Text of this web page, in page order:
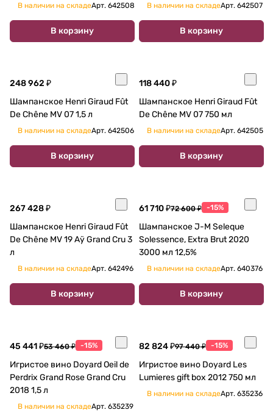
В наличии на складеАрт. 642508
В корзину
В наличии на складеАрт. 642507
В корзину
248 962 ₽
Шампанское Henri Giraud Fût
De Chêne MV 07 1,5 л
В наличии на складеАрт. 642506
В корзину
118 440 ₽
Шампанское Henri Giraud Fût
De Chêne MV 07 750 мл
В наличии на складеАрт. 642505
В корзину
267 428 ₽
Шампанское Henri Giraud Fût
De Chêne MV 19 Aÿ Grand Cru 3
л
В наличии на складеАрт. 642496
В корзину
61 710 ₽72 600 ₽ -15%
Шампанское J-M Seleque
Solessence, Extra Brut 2020
3000 мл 12,5%
В наличии на складеАрт. 640376
В корзину
45 441 ₽53 460 ₽ -15%
Игристое вино Doyard Oeil de
Perdrix Grand Rose Grand Cru
2018 1,5 л
В наличии на складеАрт. 635239
82 824 ₽97 440 ₽ -15%
Игристое вино Doyard Les
Lumieres gift box 2012 750 мл
В наличии на складеАрт. 635236